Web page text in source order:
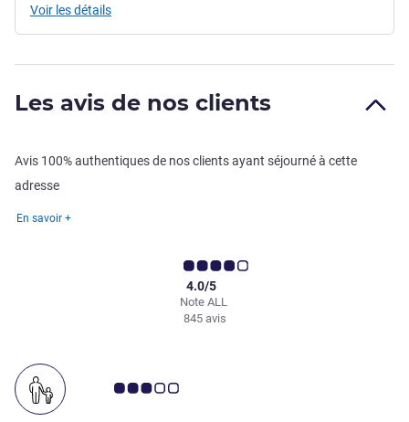
Voir les détails
Les avis de nos clients
Avis 100% authentiques de nos clients ayant séjourné à cette
adresse
En savoir +
Note ALL
4.0/5
845 avis
Note Avis clients 3.0/5